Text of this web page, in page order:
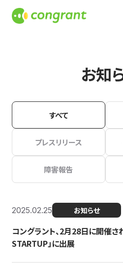
お知
すべて
プレスリリース
障害報告
2025.02.25 お知らせ
コングラント、2月28日に開催
STARTUP」に出展